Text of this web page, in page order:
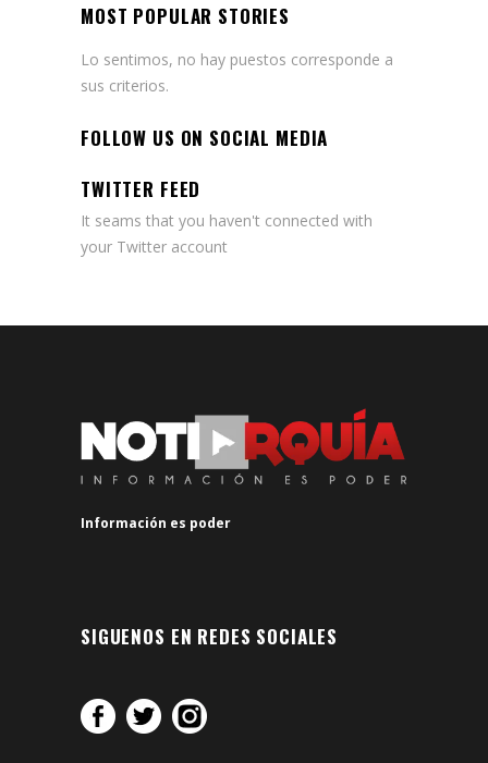
MOST POPULAR STORIES
Lo sentimos, no hay puestos corresponde a
sus criterios.
FOLLOW US ON SOCIAL MEDIA
TWITTER FEED
It seams that you haven't connected with
your Twitter account
Información es poder
SIGUENOS EN REDES SOCIALES